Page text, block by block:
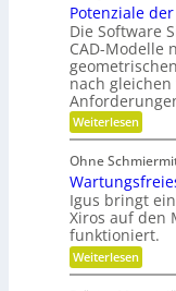
t
z
d
r
a
u
l
i
i
m
V
e
r
g
t
e
c
h
n
i
k
f
a
b
f
ä
l
l
e
v
e
r
m
e
i
m
e
h
r
F
l
e
x
i
i
l
i
t
ä
t
Potenziale
Die Software
CAD-Modelle
nach
Weiterlesen:
P
t
e
n
z
i
a
l
e
Ohne
Igus bringt
Xiros auf den
funktioniert.
Weiterlesen:
W